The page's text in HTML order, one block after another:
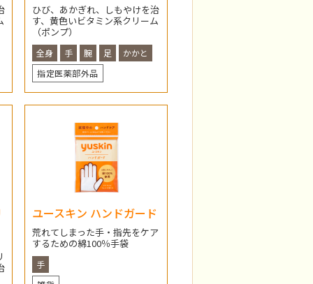
ひび、あかぎれ、しもやけを治
す、黄色いビタミン系クリーム
（ポンプ）
全身 手 腕 足
かかと
指定医薬部外品
ユースキン ハンドガード
荒れてしまった手・指先をケア
するための綿100％手袋
手